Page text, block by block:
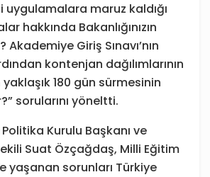
maruz kaldığı
hakkında Bakanlığınızın
Akademiye Giriş Sınavı’nın
kontenjan dağılımlarının
yaklaşık 180 gün sürmesinin
sorularını yöneltti.
Kurulu Başkanı ve
Suat Özçağdaş, Milli Eğitim
yaşanan sorunları Türkiye